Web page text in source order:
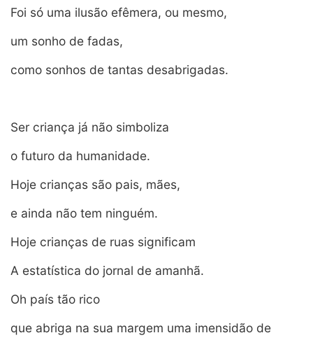
Foi só uma ilusão efêmera, ou mesmo,
um sonho de fadas,
como sonhos de tantas desabrigadas.
Ser criança já não simboliza
o futuro da humanidade.
Hoje crianças são pais, mães,
e ainda não tem ninguém.
Hoje crianças de ruas significam
A estatística do jornal de amanhã.
Oh país tão rico
que abriga na sua margem uma imensidão de